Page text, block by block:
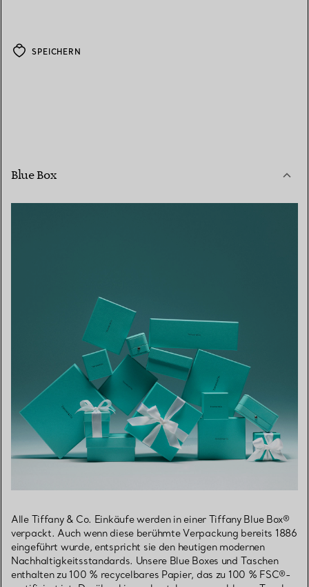
SPEICHERN
Blue Box
Alle Tiffany & Co. Einkäufe werden in einer Tiffany Blue Box®
verpackt. Auch wenn diese berühmte Verpackung bereits 1886
eingeführt wurde, entspricht sie den heutigen modernen
Nachhaltigkeitsstandards. Unsere Blue Boxes und Taschen
enthalten zu 100 % recycelbares Papier, das zu 100 % FSC®-